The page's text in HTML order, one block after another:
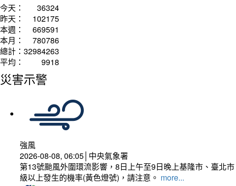
今天：
36324
昨天：
102175
本週：
669591
本月：
780786
總計： 32984263
平均：
9918
災害示警
強風
2026-08-08, 06:05│中央氣象署
第13號颱風外圍環流影響，8日上午至9日晚上基隆市、臺北
級以上發生的機率(黃色燈號)，請注意。 more...